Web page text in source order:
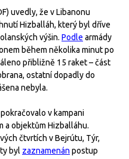
uvedly, že v Libanonu
Hizballáh, který byl dříve
výšin. Podle armády
během několika minut po
přibližně 15 raket – část
ostatní dopadly do
nebyla.
v kampani
a objektům Hizballáhu.
čtvrtích v Bejrútu, Týr,
byl zaznamenán postup